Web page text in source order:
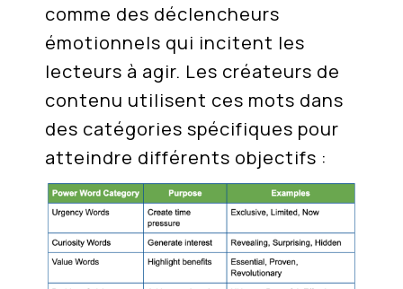
comme des déclencheurs
émotionnels qui incitent les
lecteurs à agir. Les créateurs de
contenu utilisent ces mots dans
des catégories spécifiques pour
atteindre différents objectifs :